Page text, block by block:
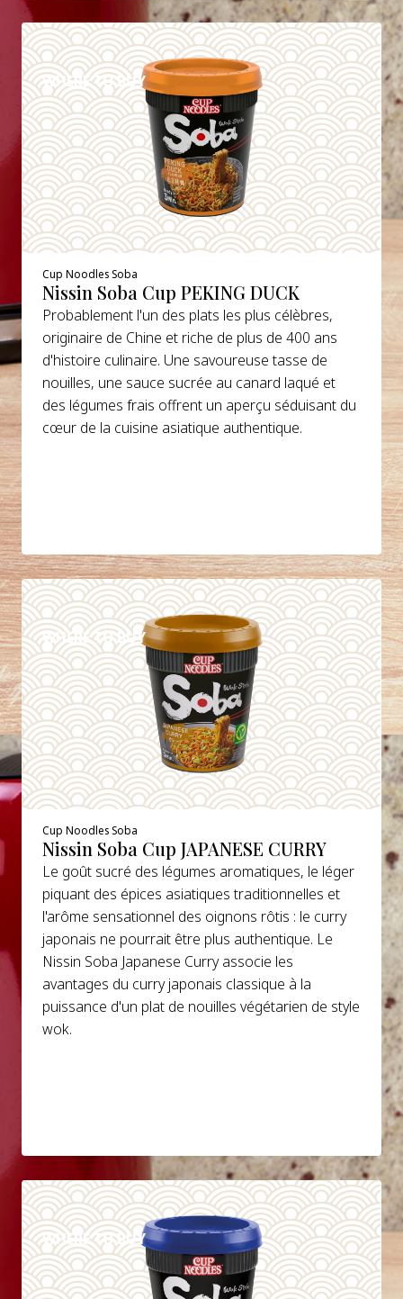
WHERE TO BUY
DETAILS
Cup Noodles Soba
Nissin Soba Cup PEKING DUCK
Probablement l'un des plats les plus célèbres,
originaire de Chine et riche de plus de 400 ans
d'histoire culinaire. Une savoureuse tasse de
nouilles, une sauce sucrée au canard laqué et
des légumes frais offrent un aperçu séduisant du
cœur de la cuisine asiatique authentique.
WHERE TO BUY
DETAILS
Cup Noodles Soba
Nissin Soba Cup JAPANESE CURRY
Le goût sucré des légumes aromatiques, le léger
piquant des épices asiatiques traditionnelles et
l'arôme sensationnel des oignons rôtis : le curry
japonais ne pourrait être plus authentique. Le
Nissin Soba Japanese Curry associe les
avantages du curry japonais classique à la
puissance d'un plat de nouilles végétarien de style
wok.
WHERE TO BUY
DETAILS